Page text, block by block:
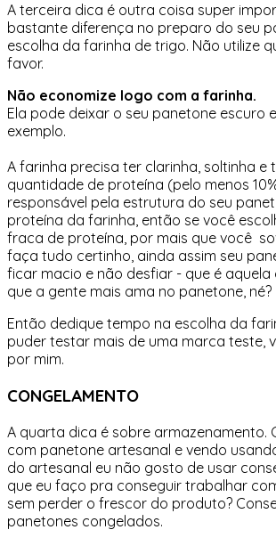
A terceira dica é outra coisa super
bastante diferença no preparo do seu
escolha da farinha de trigo. Não utilize
favor.
Não economize logo com a farinha.
Ela pode deixar o seu panetone escuro
exemplo.
A farinha precisa ter clarinha, soltinha e
quantidade de proteína (pelo menos
responsável pela estrutura do seu
proteína da farinha, então se você
fraca de proteína, por mais que você
faça tudo certinho, ainda assim seu
ficar macio e não desfiar - que é
que a gente mais ama no panetone, né?
Então dedique tempo na escolha da
puder testar mais de uma marca teste,
por mim.
CONGELAMENTO
A quarta dica é sobre armazenamento.
com panetone artesanal e vendo
do artesanal eu não gosto de usar
que eu faço pra conseguir trabalhar
sem perder o frescor do produto?
panetones congelados.